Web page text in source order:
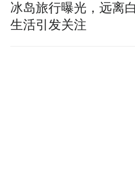
冰岛旅行曝光，远离
生活引发关注